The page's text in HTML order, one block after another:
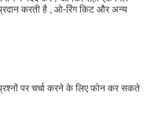
करती है , ओ-रिंग किट और अन्य
पर चर्चा करने के लिए फोन कर सकते